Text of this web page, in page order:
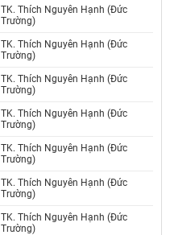
TK. Thích Nguyên Hạnh (Đức
Trường)
TK. Thích Nguyên Hạnh (Đức
Trường)
TK. Thích Nguyên Hạnh (Đức
Trường)
TK. Thích Nguyên Hạnh (Đức
Trường)
TK. Thích Nguyên Hạnh (Đức
Trường)
TK. Thích Nguyên Hạnh (Đức
Trường)
TK. Thích Nguyên Hạnh (Đức
Trường)